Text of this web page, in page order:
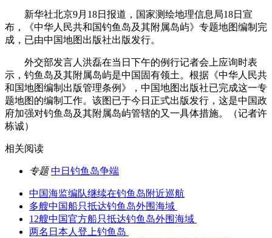
新华社北京9月18日报道，国家测绘地理信息局18日宣
布，《中华人民共和国钓鱼岛及其附属岛屿》专题地图编制完
成，已由中国地图出版社出版发行。
外交部发言人洪磊在当日下午的例行记者会上应询时表
示，钓鱼岛及其附属岛屿是中国固有领土。根据《中华人民共
和国地图编制出版管理条例》，中国地图出版社已完成这一专
题地图的编制工作。该图已于今日正式出版发行，这是中国政
府加强对钓鱼岛及其附属岛屿管辖的又一具体措施。（记者许
栋诚）
相关阅读
专题 中日钓鱼岛争端
中国海监编队继续在钓鱼岛附近巡航
多艘中国船只抵达钓鱼岛外围海域
12艘中国官方船只抵达钓鱼岛外围海域
两名日本人登上钓鱼岛